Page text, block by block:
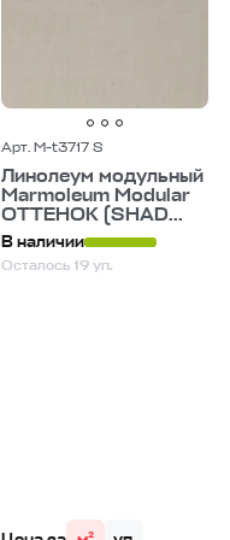
Арт. M-t3717 S
Линолеум модульный
Marmoleum Modular
ОТТЕНОК (SHAD...
В наличии
Осталось 19 уп.